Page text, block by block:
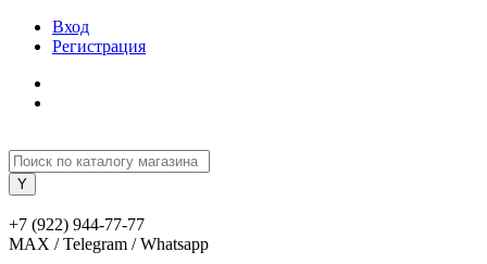
Вход
Регистрация
+7 (922) 944-77-77
MAX / Telegram / Whatsapp